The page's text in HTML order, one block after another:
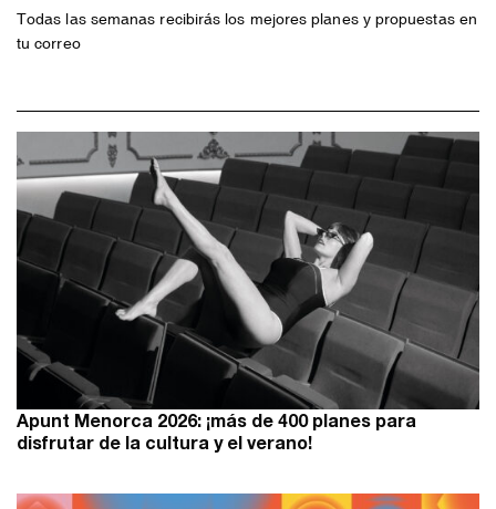
Todas las semanas recibirás los mejores planes y propuestas en
tu correo
Apunt Menorca 2026: ¡más de 400 planes para
disfrutar de la cultura y el verano!